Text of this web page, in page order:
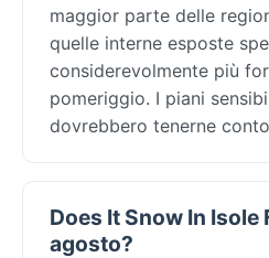
maggior parte delle
quelle interne esposte
considerevolmente più
pomeriggio. I piani
dovrebbero tenerne
Does It Snow In Isole
agosto?